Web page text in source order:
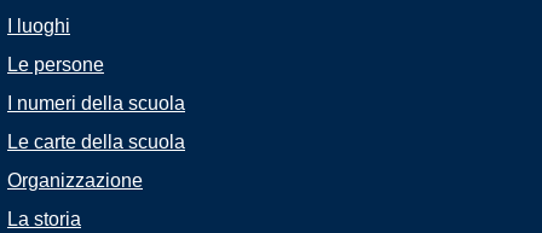
I luoghi
Le persone
I numeri della scuola
Le carte della scuola
Organizzazione
La storia